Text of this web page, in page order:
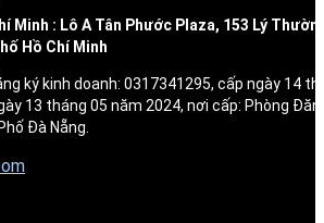
Minh : Lô A Tân Phước Plaza, 153 Lý
Hồ Chí Minh
ký kinh doanh: 0317341295, cấp ngày 14
13 tháng 05 năm 2024, nơi cấp: Phòng
Đà Nẵng.